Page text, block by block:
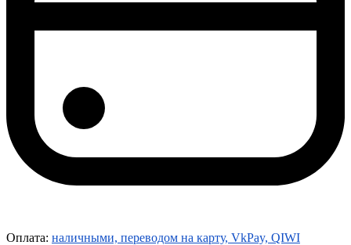
Оплата: наличными, переводом на карту, VkPay, QIWI